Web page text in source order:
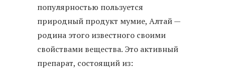
популярностью пользуется
природный продукт мумие, Алтай —
родина этого известного своими
свойствами вещества. Это активный
препарат, состоящий из: